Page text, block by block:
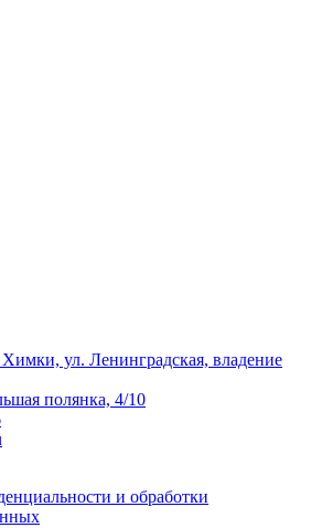
ул. Ленинградская, владение
полянка, 4/10
и обработки